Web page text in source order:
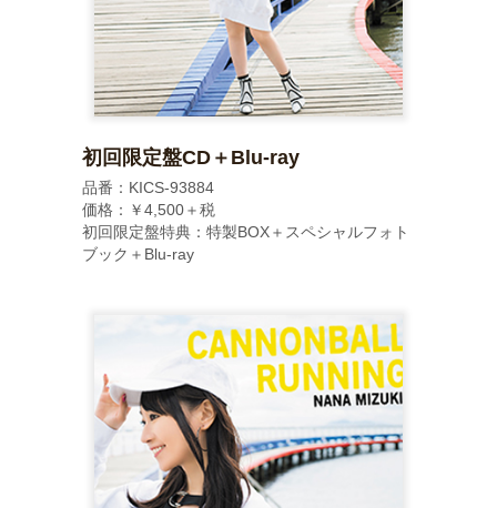
初回限定盤CD＋Blu-ray
品番：KICS-93884
価格：￥4,500＋税
初回限定盤特典：特製BOX＋スペシャルフォト
ブック＋Blu-ray